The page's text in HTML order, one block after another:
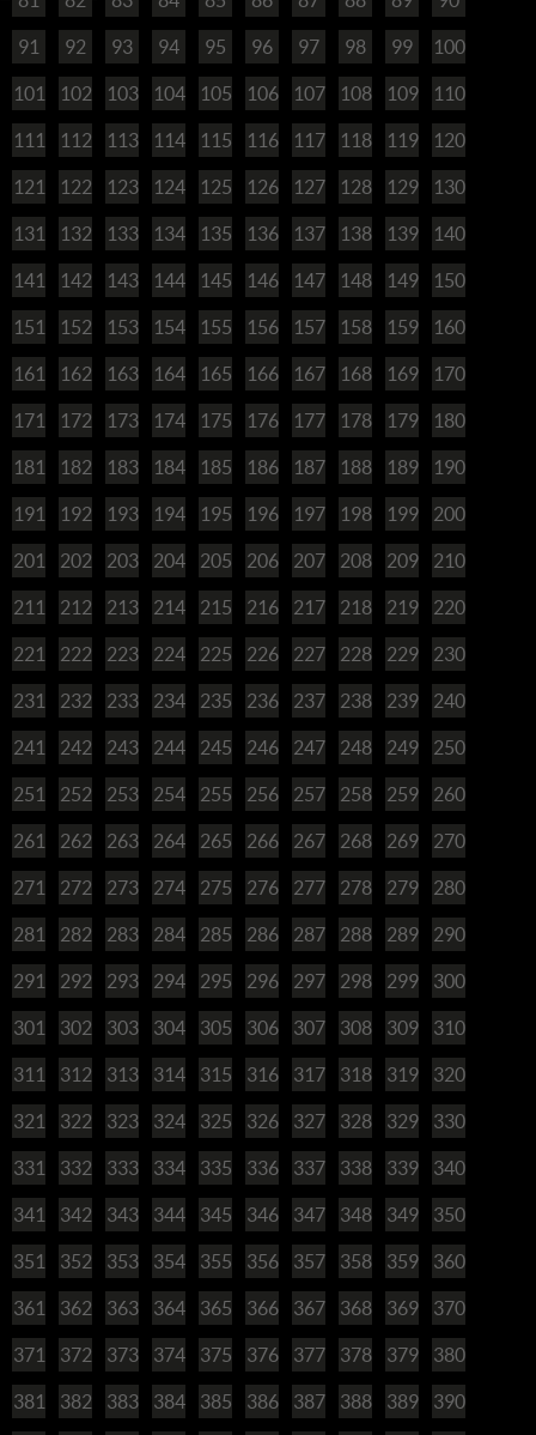
91 92 93 94 95 96 97 98 99 100
101 102 103 104 105 106 107 108 109 110
111 112 113 114 115 116 117 118 119 120
121 122 123 124 125 126 127 128 129 130
131 132 133 134 135 136 137 138 139 140
141 142 143 144 145 146 147 148 149 150
151 152 153 154 155 156 157 158 159 160
161 162 163 164 165 166 167 168 169 170
171 172 173 174 175 176 177 178 179 180
181 182 183 184 185 186 187 188 189 190
191 192 193 194 195 196 197 198 199 200
201 202 203 204 205 206 207 208 209 210
211 212 213 214 215 216 217 218 219 220
221 222 223 224 225 226 227 228 229 230
231 232 233 234 235 236 237 238 239 240
241 242 243 244 245 246 247 248 249 250
251 252 253 254 255 256 257 258 259 260
261 262 263 264 265 266 267 268 269 270
271 272 273 274 275 276 277 278 279 280
281 282 283 284 285 286 287 288 289 290
291 292 293 294 295 296 297 298 299 300
301 302 303 304 305 306 307 308 309 310
311 312 313 314 315 316 317 318 319 320
321 322 323 324 325 326 327 328 329 330
331 332 333 334 335 336 337 338 339 340
341 342 343 344 345 346 347 348 349 350
351 352 353 354 355 356 357 358 359 360
361 362 363 364 365 366 367 368 369 370
371 372 373 374 375 376 377 378 379 380
381 382 383 384 385 386 387 388 389 390